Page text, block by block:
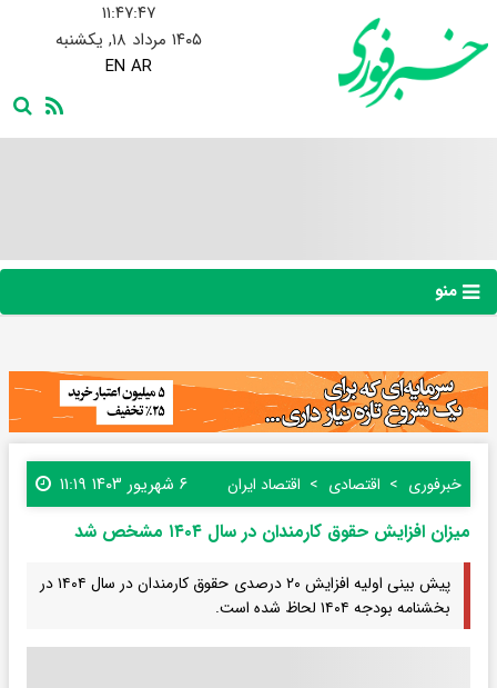
۱۱:۴۷:۴۸
۱۴۰۵ مرداد ۱۸, یکشنبه
EN AR
منو
خبرفوری اقتصادی اقتصاد ایران ۶ شهریور ۱۴۰۳ ۱۱:۱۹
میزان افزایش حقوق کارمندان در سال ۱۴۰۴ مشخص شد
پیش بینی اولیه افزایش ۲۰ درصدی حقوق کارمندان در سال ۱۴۰۴ در
بخشنامه بودجه ۱۴۰۴ لحاظ شده است.